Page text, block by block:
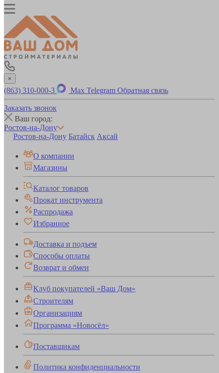
×
(863) 310-000-3 Max Telegram Обратная связь
Заказать звонок
Ваш город:
Ростов-на-Дону
Ростов-на-Дону Батайск Аксай
О компании
Магазины
Каталог товаров
Прокат инструмента
Распродажа
Избранное
Доставка и подъем
Способы оплаты
Возврат и обмен
Клуб покупателей «Ваш Дом»
Строителям
Организациям
Программа «Новосёл»
Поставщикам
Политика конфиденциальности